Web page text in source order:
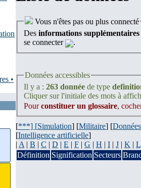
•
Vous n'êtes pas ou plus connecté
Des informations supplémentaires
se connecter
.
Données accessibles
Il y a : 263 donnée de type
Cliquer sur l'initiale des mots à
Pourconstituer un glossaire,
[***] [Simulation] [Militaire] [Données
[Intelligence artificielle]
| A | B | C | D | E | F | G | H | I | J | K | L
Définition Signification Secteurs